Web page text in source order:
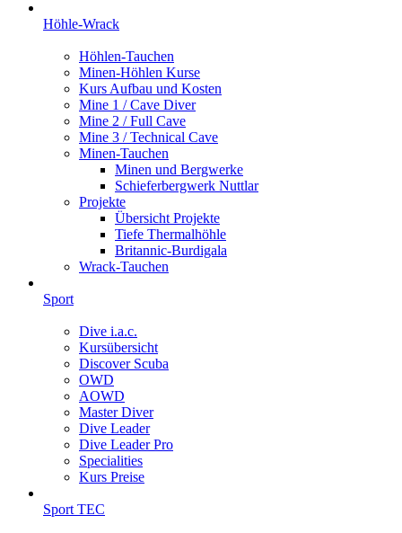
Höhle-Wrack
Höhlen-Tauchen
Minen-Höhlen Kurse
Kurs Aufbau und Kosten
Mine 1 / Cave Diver
Mine 2 / Full Cave
Mine 3 / Technical Cave
Minen-Tauchen
Minen und Bergwerke
Schieferbergwerk Nuttlar
Projekte
Übersicht Projekte
Tiefe Thermalhöhle
Britannic-Burdigala
Wrack-Tauchen
Sport
Dive i.a.c.
Kursübersicht
Discover Scuba
OWD
AOWD
Master Diver
Dive Leader
Dive Leader Pro
Specialities
Kurs Preise
Sport TEC